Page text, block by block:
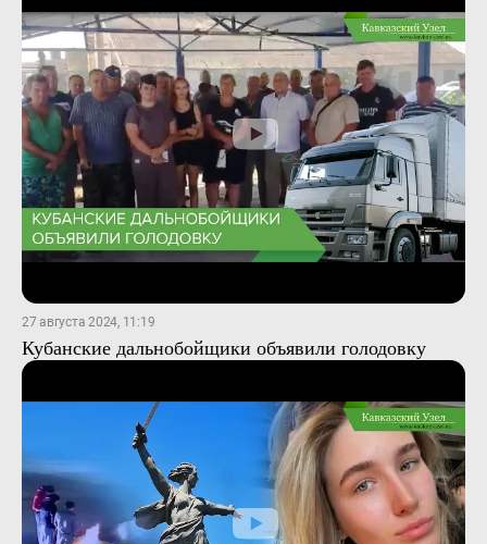
27 августа 2024, 11:19
Кубанские дальнобойщики объявили голодовку